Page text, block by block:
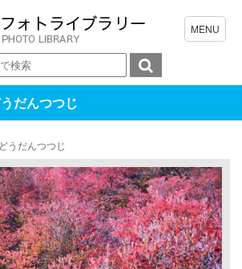
だんつつじ
どうだんつつじ